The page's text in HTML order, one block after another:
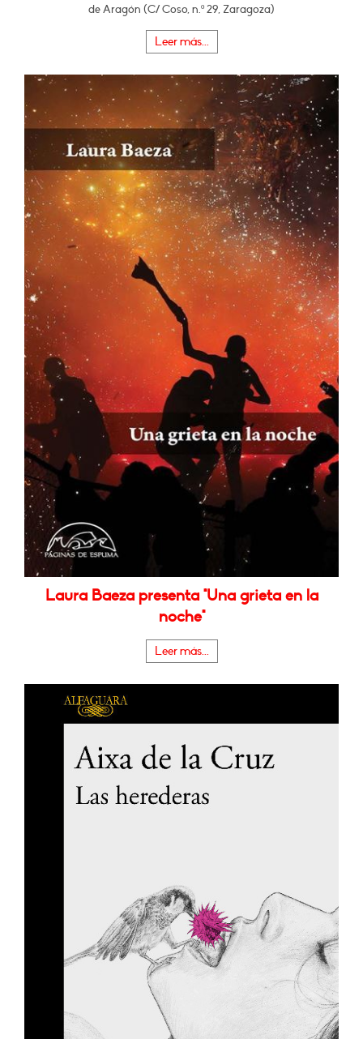
de Aragón (C/ Coso, n.º 29, Zaragoza)
Leer más...
Laura Baeza presenta "Una grieta en la
noche"
Leer más...